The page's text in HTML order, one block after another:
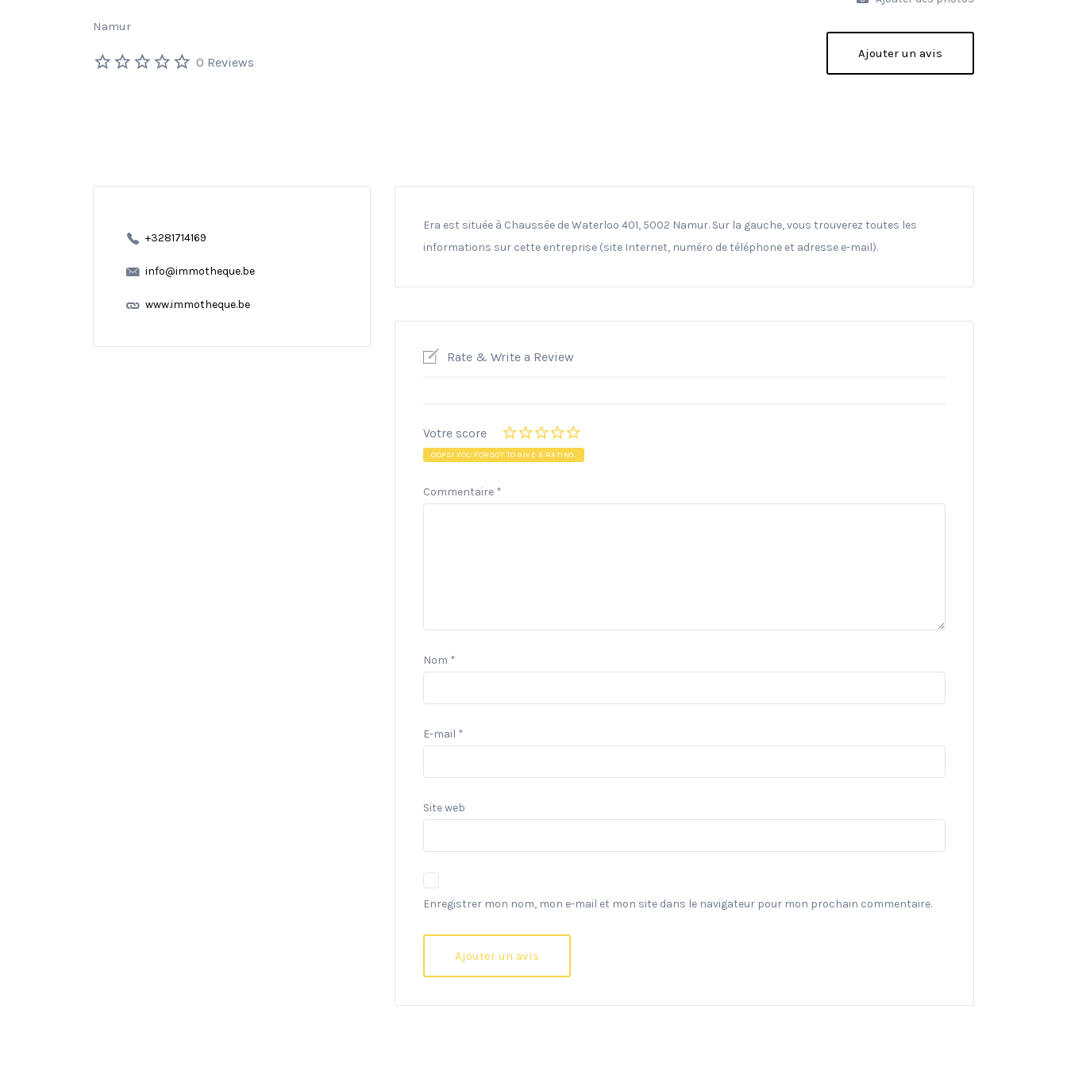
Namur
0 Reviews
Ajouter un avis
+3281714169
info@immotheque.be
www.immotheque.be
Era est située à Chaussée de Waterloo 401, 5002 Namur. Sur la gauche, vous trouverez toutes les
informations sur cette entreprise (site Internet, numéro de téléphone et adresse e-mail).
Rate & Write a Review
Votre score
OOPS! YOU FORGOT TO GIVE A RATING.
Commentaire *
Nom *
E-mail *
Site web
Enregistrer mon nom, mon e-mail et mon site dans le navigateur pour mon prochain commentaire.